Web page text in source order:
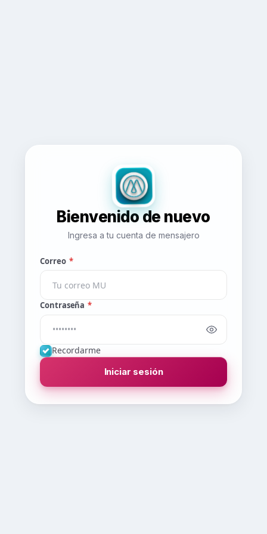
Bienvenido de nuevo
Ingresa a tu cuenta de mensajero
Correo *
Contraseña *
Recordarme
Iniciar sesión